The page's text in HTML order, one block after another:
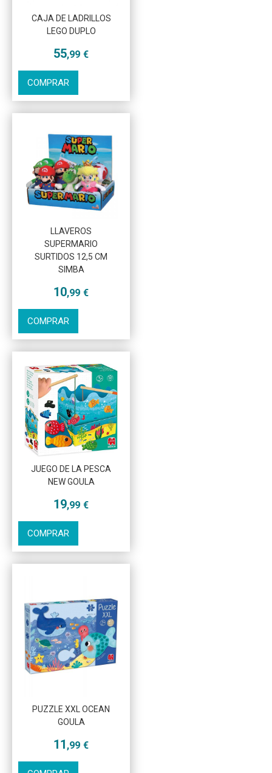
CAJA DE LADRILLOS
LEGO DUPLO
55,99 €
COMPRAR
LLAVEROS
SUPERMARIO
SURTIDOS 12,5 CM
SIMBA
10,99 €
COMPRAR
JUEGO DE LA PESCA
NEW GOULA
19,99 €
COMPRAR
Más info
PUZZLE XXL OCEAN
GOULA
11 ,99 €
Más info
Más info
Más info